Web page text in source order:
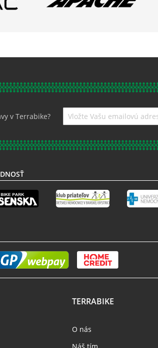
v Terrabike?
Prihláste
sa
odberu
noviniek:
TERRABIKE
O nás